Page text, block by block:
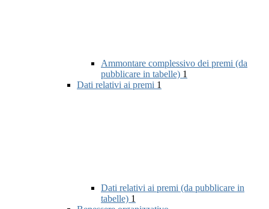
Ammontare complessivo dei premi (da
pubblicare in tabelle) 1
Dati relativi ai premi 1
Dati relativi ai premi (da pubblicare in
tabelle) 1